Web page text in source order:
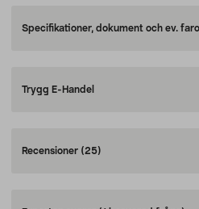
Specifikationer, dokument och ev.
Trygg E-Handel
Recensioner (25)